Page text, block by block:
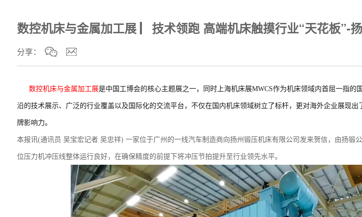
数控机床与金属加工展 ▏技术领跑 高端机床触摸行业“天花板”-
分享：
数控机床与金属加工展是中国工博会的核心主题展之一，同时上海机床展MWCS作为机床领域内首屈一指的
沿的技术展示、广泛的行业覆盖以及国际化的交流平台，不仅在国内机床领域树立了标杆，更对海外企业展现出
牌影响力。
本报讯(通讯员 吴宝宏记者 吴忠祥) 一家位于广州的一线汽车制造商向扬州锻压机床有限公司发来贺信，由扬锻
位压力机冲压线整体运行良好，在确保精度的前提下将冲压节拍提升至行业领先水平。